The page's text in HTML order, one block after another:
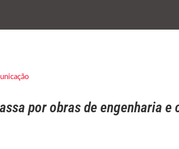
por obras de engenharia e